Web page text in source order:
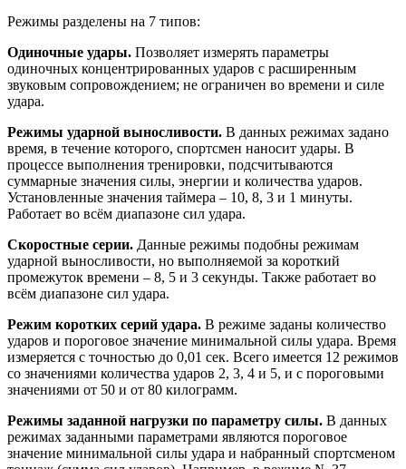
Режимы разделены на 7 типов:
Одиночные удары. Позволяет измерять параметры
одиночных концентрированных ударов с расширенным
звуковым сопровождением; не ограничен во времени и силе
удара.
Режимы ударной выносливости. В данных режимах задано
время, в течение которого, спортсмен наносит удары. В
процессе выполнения тренировки, подсчитываются
суммарные значения силы, энергии и количества ударов.
Установленные значения таймера – 10, 8, 3 и 1 минуты.
Работает во всём диапазоне сил удара.
Скоростные серии. Данные режимы подобны режимам
ударной выносливости, но выполняемой за короткий
промежуток времени – 8, 5 и 3 секунды. Также работает во
всём диапазоне сил удара.
Режим коротких серий удара. В режиме заданы количество
ударов и пороговое значение минимальной силы удара. Время
измеряется с точностью до 0,01 сек. Всего имеется 12 режимов
со значениями количества ударов 2, 3, 4 и 5, и с пороговыми
значениями от 50 и от 80 килограмм.
Режимы заданной нагрузки по параметру силы. В данных
режимах заданными параметрами являются пороговое
значение минимальной силы удара и набранный спортсменом